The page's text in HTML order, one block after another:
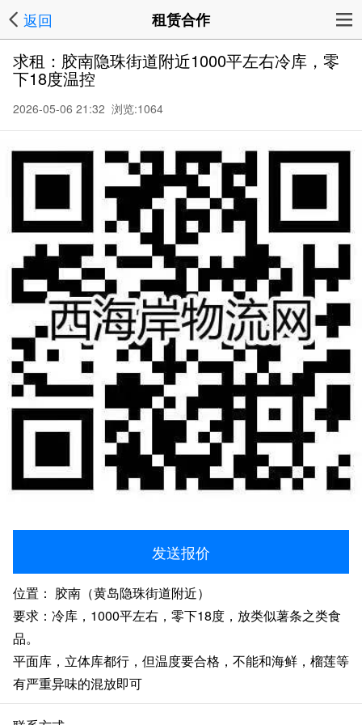
返回 租赁合作
求租：胶南隐珠街道附近1000平左右冷库，零
下18度温控
2026-05-06 21:32 浏览:1064
发送报价
位置： 胶南（黄岛隐珠街道附近）
要求：冷库，1000平左右，零下18度，放类似薯条之类食
品。
平面库，立体库都行，但温度要合格，不能和海鲜，榴莲等
有严重异味的混放即可